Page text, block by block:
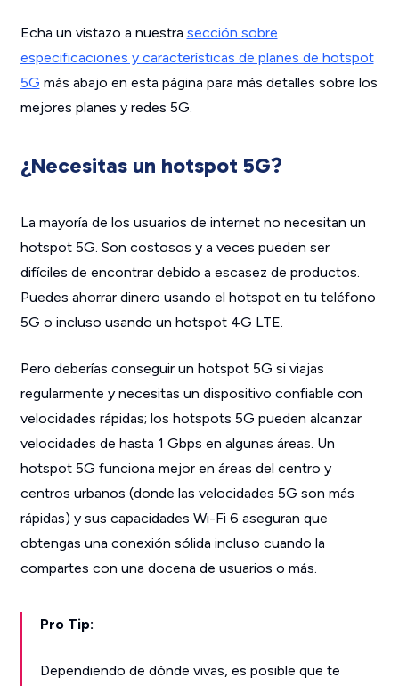
Echa un vistazo a nuestra sección sobre
especificaciones y características de planes de hotspot
5G más abajo en esta página para más detalles sobre los
mejores planes y redes 5G.
¿Necesitas un hotspot 5G?
La mayoría de los usuarios de internet no necesitan un
hotspot 5G. Son costosos y a veces pueden ser
difíciles de encontrar debido a escasez de productos.
Puedes ahorrar dinero usando el hotspot en tu teléfono
5G o incluso usando un hotspot 4G LTE.
Pero deberías conseguir un hotspot 5G si viajas
regularmente y necesitas un dispositivo confiable con
velocidades rápidas; los hotspots 5G pueden alcanzar
velocidades de hasta 1 Gbps en algunas áreas. Un
hotspot 5G funciona mejor en áreas del centro y
centros urbanos (donde las velocidades 5G son más
rápidas) y sus capacidades Wi-Fi 6 aseguran que
obtengas una conexión sólida incluso cuando la
compartes con una docena de usuarios o más.
Pro Tip:
Dependiendo de dónde vivas, es posible que te